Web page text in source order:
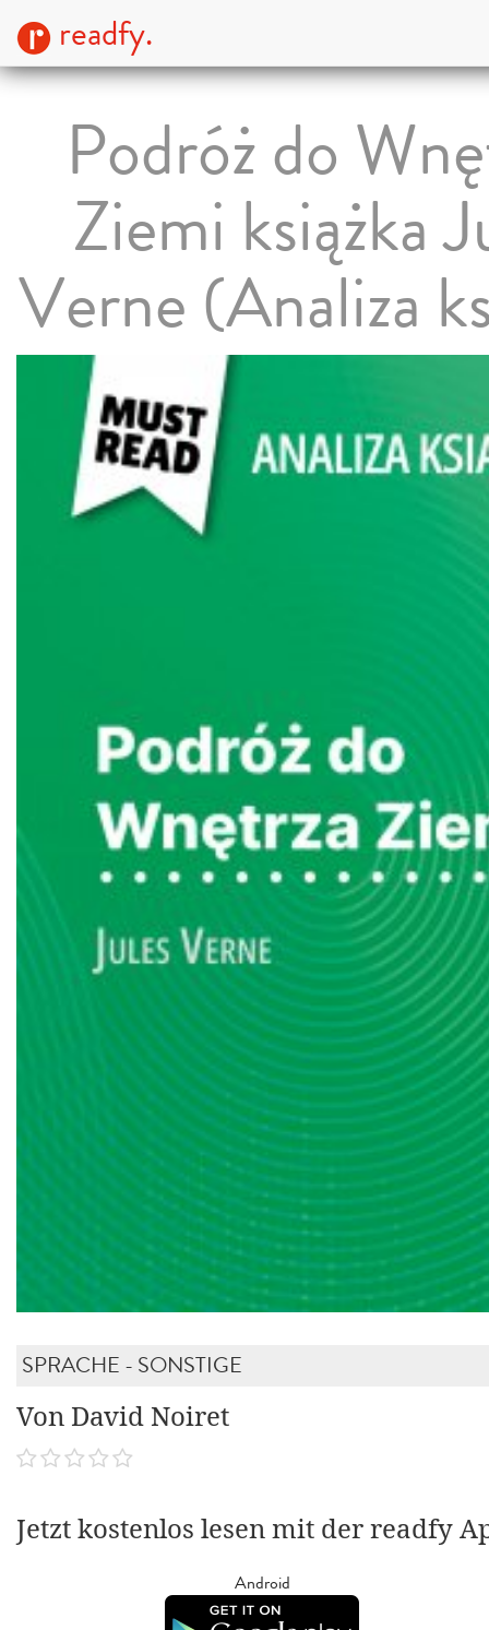
readfy.
Podróż do
Ziemi książka
Verne (Analiza
SPRACHE - SONSTIGE
Von David Noiret
Jetzt kostenlos lesen mit der readfy
Android